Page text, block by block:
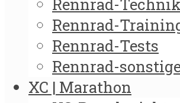
Rennrad-
Rennrad-Tests
Rennrad-
XC | Marathon